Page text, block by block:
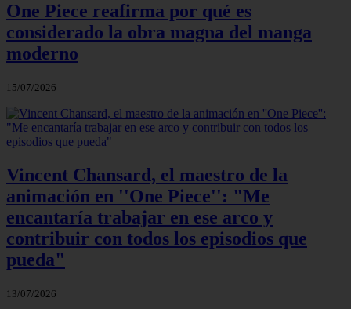
One Piece reafirma por qué es
considerado la obra magna del manga
moderno
15/07/2026
Vincent Chansard, el maestro de la
animación en ''One Piece'': "Me
encantaría trabajar en ese arco y
contribuir con todos los episodios que
pueda"
13/07/2026